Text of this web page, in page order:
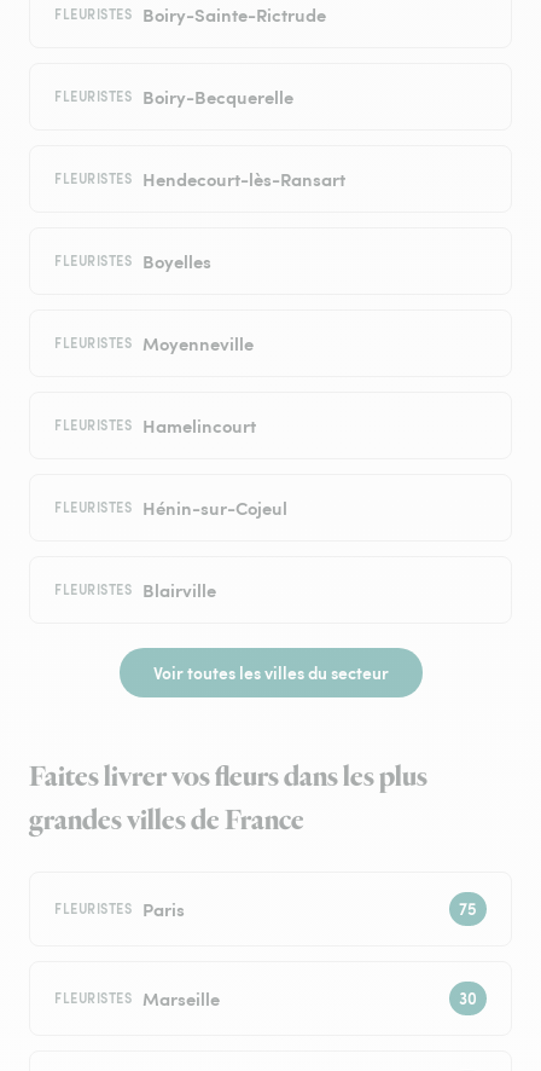
FLEURISTES Boiry-Sainte-Rictrude
FLEURISTES Boiry-Becquerelle
FLEURISTES Hendecourt-lès-Ransart
FLEURISTES Boyelles
FLEURISTES Moyenneville
FLEURISTES Hamelincourt
FLEURISTES Hénin-sur-Cojeul
FLEURISTES Blairville
Voir toutes les villes du secteur
Faites livrer vos fleurs dans les plus
grandes villes de France
FLEURISTES Paris
FLEURISTES Marseille